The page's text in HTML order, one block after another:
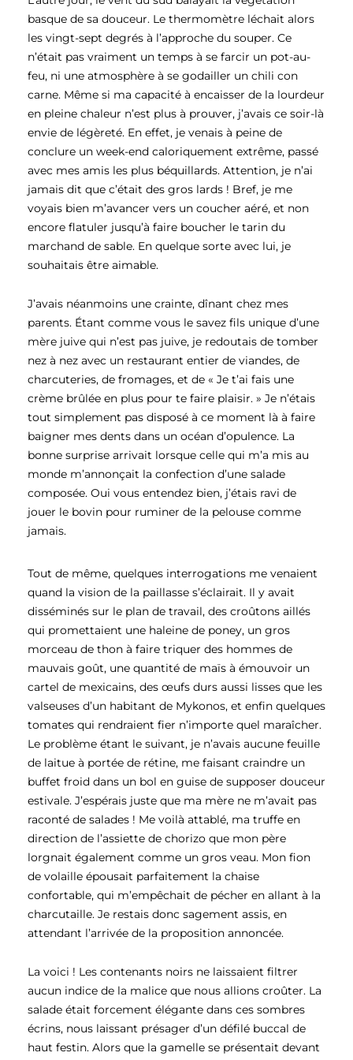
basque de sa douceur. Le thermomètre léchait alors
les vingt-sept degrés à l’approche du souper. Ce
n’était pas vraiment un temps à se farcir un pot-au-
feu, ni une atmosphère à se godailler un chili con
carne. Même si ma capacité à encaisser de la lourdeur
en pleine chaleur n’est plus à prouver, j’avais ce soir-là
envie de légèreté. En effet, je venais à peine de
conclure un week-end caloriquement extrême, passé
avec mes amis les plus béquillards. Attention, je n’ai
jamais dit que c’était des gros lards ! Bref, je me
voyais bien m’avancer vers un coucher aéré, et non
encore flatuler jusqu’à faire boucher le tarin du
marchand de sable. En quelque sorte avec lui, je
souhaitais être aimable.
J’avais néanmoins une crainte, dînant chez mes
parents. Étant comme vous le savez fils unique d’une
mère juive qui n’est pas juive, je redoutais de tomber
nez à nez avec un restaurant entier de viandes, de
charcuteries, de fromages, et de « Je t’ai fais une
crème brûlée en plus pour te faire plaisir. » Je n’étais
tout simplement pas disposé à ce moment là à faire
baigner mes dents dans un océan d’opulence. La
bonne surprise arrivait lorsque celle qui m’a mis au
monde m’annonçait la confection d’une salade
composée. Oui vous entendez bien, j’étais ravi de
jouer le bovin pour ruminer de la pelouse comme
jamais.
Tout de même, quelques interrogations me venaient
quand la vision de la paillasse s’éclairait. Il y avait
disséminés sur le plan de travail, des croûtons aillés
qui promettaient une haleine de poney, un gros
morceau de thon à faire triquer des hommes de
mauvais goût, une quantité de maïs à émouvoir un
cartel de mexicains, des œufs durs aussi lisses que les
valseuses d’un habitant de Mykonos, et enfin quelques
tomates qui rendraient fier n’importe quel maraîcher.
Le problème étant le suivant, je n’avais aucune feuille
de laitue à portée de rétine, me faisant craindre un
buffet froid dans un bol en guise de supposer douceur
estivale. J’espérais juste que ma mère ne m’avait pas
raconté de salades ! Me voilà attablé, ma truffe en
direction de l’assiette de chorizo que mon père
lorgnait également comme un gros veau. Mon fion
de volaille épousait parfaitement la chaise
confortable, qui m’empêchait de pécher en allant à la
charcutaille. Je restais donc sagement assis, en
attendant l’arrivée de la proposition annoncée.
La voici ! Les contenants noirs ne laissaient filtrer
aucun indice de la malice que nous allions croûter. La
salade était forcement élégante dans ces sombres
écrins, nous laissant présager d’un défilé buccal de
haut festin. Alors que la gamelle se présentait devant